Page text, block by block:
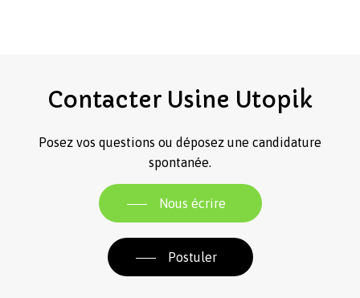
Contacter Usine Utopik
Posez vos questions ou déposez une candidature
spontanée.
Nous écrire
Postuler